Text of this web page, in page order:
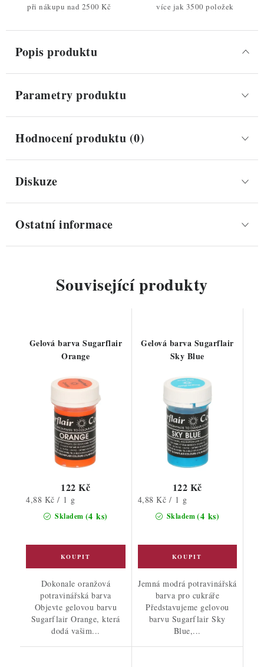
při nákupu nad 2500 Kč více jak 3500 položek
Popis produktu
Parametry produktu
Hodnocení produktu (0)
Diskuze
Ostatní informace
Související produkty
Gelová barva Sugarflair
Orange
Skladem (4 ks)
122 Kč
Měrná
4,88 Kč / 1 g
Dokonale oranžová
potravinářská barva
Objevte gelovou barvu
Sugarflair Orange, která
dodá vašim...
Gelová barva Sugarflair
Sky Blue
Skladem(4 ks)
122 Kč
Měrná
4,88 Kč / 1 g
Jemná modrá potravinářská
barva pro cukráře
Představujeme gelovou
barvu Sugarflair Sky
Blue,...